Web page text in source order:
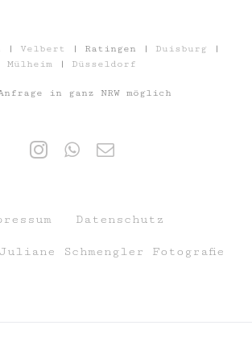
| Velbert | Ratingen | Duisburg |
Mülheim | Düsseldorf
in ganz NRW möglich
Datenschutz
Schmengler Fotografie